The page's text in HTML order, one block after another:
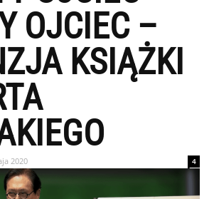
OJCIEC –
KSIĄŻKI
2020 4